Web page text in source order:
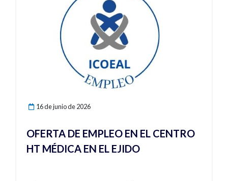
16 de junio de 2026
OFERTA DE EMPLEO EN EL CENTRO
HT MÉDICA EN EL EJIDO